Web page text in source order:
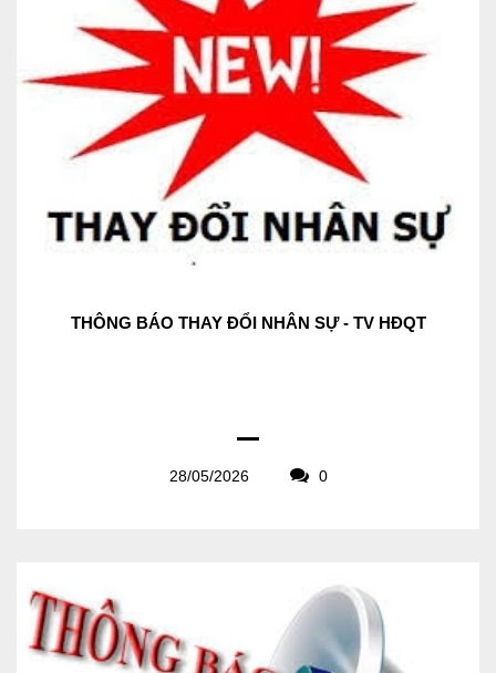
THÔNG BÁO THAY ĐỔI NHÂN SỰ - TV HĐQT
28/05/2026 0